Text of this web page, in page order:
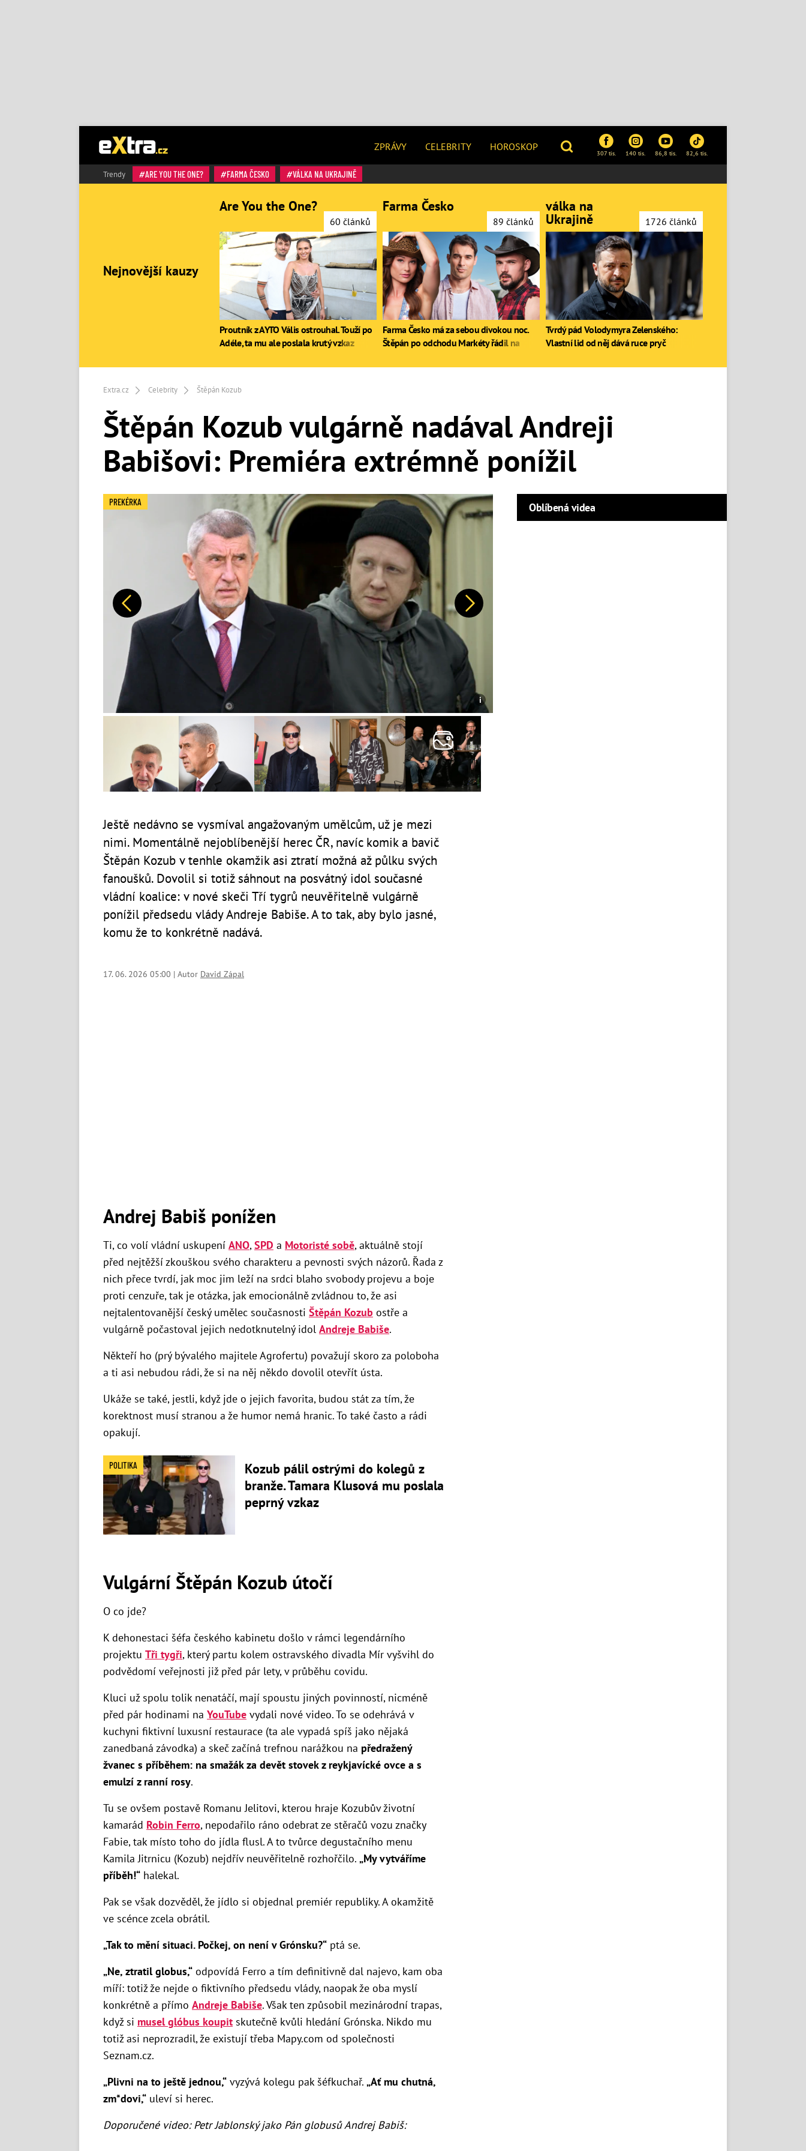
ZPRÁVY CELEBRITY HOROSKOP
307 tis. 140 tis. 86,8 tis. 82,6 tis.
Trendy ARE YOU THE ONE? FARMA ČESKO VÁLKA NA UKRAJINĚ
Extra.cz Celebrity Štěpán Kozub
Štěpán Kozub vulgárně nadával Andreji
Babišovi: Premiéra extrémně ponížil
Předchozí Další
PREKÉRKA
Ještě nedávno se vysmíval angažovaným umělcům, už je mezi
nimi. Momentálně nejoblíbenější herec ČR, navíc komik a bavič
Štěpán Kozub v tenhle okamžik asi ztratí možná až půlku svých
fanoušků. Dovolil si totiž sáhnout na posvátný idol současné
vládní koalice: v nové skeči Tří tygrů neuvěřitelně vulgárně
ponížil předsedu vlády Andreje Babiše. A to tak, aby bylo jasné,
komu že to konkrétně nadává.
17. 06. 2026 05:00 | Autor David Zápal
Andrej Babiš ponížen
Ti, co volí vládní uskupení ANO,SPD a Motoristé sobě, aktuálně stojí
před nejtěžší zkouškou svého charakteru a pevnosti svých názorů. Řada z
nich přece tvrdí, jak moc jim leží na srdci blaho svobody projevu a boje
proti cenzuře, tak je otázka, jak emocionálně zvládnou to, že asi
nejtalentovanější český umělec současnosti Štěpán Kozub ostře a
vulgárně počastoval jejich nedotknutelný idol Andreje Babiše.
Někteří ho (prý bývalého majitele Agrofertu) považují skoro za poloboha
a ti asi nebudou rádi, že si na něj někdo dovolil otevřít ústa.
Ukáže se také, jestli, když jde o jejich favorita, budou stát za tím, že
korektnost musí stranou a že humor nemá hranic. To také často a rádi
opakují.
POLITIKA
Kozub pálil ostrými do kolegů z
branže. Tamara Klusová mu poslala
peprný vzkaz
Vulgární Štěpán Kozub útočí
O co jde?
K dehonestaci šéfa českého kabinetu došlo v rámci legendárního
projektu Tři tygři, který partu kolem ostravského divadla Mír vyšvihl do
podvědomí veřejnosti již před pár lety, v průběhu covidu.
Kluci už spolu tolik nenatáčí, mají spoustu jiných povinností, nicméně
před pár hodinami na YouTube vydali nové video. To se odehrává v
kuchyni fiktivní luxusní restaurace (ta ale vypadá spíš jako nějaká
zanedbaná závodka) a skeč začíná trefnou narážkou na předražený
žvanec s příběhem: na smažák za devět stovek z reykjavícké ovce a s
emulzí z ranní rosy.
Tu se ovšem postavě Romanu Jelitovi, kterou hraje Kozubův životní
kamarád Robin Ferro, nepodařilo ráno odebratze stěračů vozu značky
Fabie, tak místo toho do jídla flusl. A to tvůrce degustačního menu
Kamila Jitrnicu (Kozub) nejdřív neuvěřitelně rozhořčilo. „My vytváříme
příběh!“ halekal.
Pak se však dozvěděl, že jídlo si objednal premiér republiky. A okamžitě
ve scénce zcela obrátil.
„Tak to mění situaci. Počkej, on není v Grónsku?“ ptá se.
„Ne, ztratil globus,“ odpovídá Ferro a tím definitivně dal najevo, kam oba
míří: totiž že nejde o fiktivního předsedu vlády, naopak že oba myslí
konkrétně a přímo Andreje Babiše. Však ten způsobil mezinárodní trapas,
když si musel glóbus koupit skutečně kvůli hledání Grónska. Nikdo mu
totiž asi neprozradil, že existují třeba Mapy.com od společnosti
Seznam.cz.
„Plivni na to ještě jednou,“ vyzývá kolegu pak šéfkuchař. „Ať mu chutná,
zm*dovi,“ uleví si herec.
Doporučené video: Petr Jablonský jako Pán globusů Andrej Babiš:
Oblíbená videa
Nejnovější kauzy
Are You the One?
60 článků
Proutník z AYTO Vális ostrouhal. Touží po
Adéle, ta mu ale poslala krutý vzkaz
Farma Česko
89 článků
Farma Česko má za sebou divokou noc.
Štěpán po odchodu Markéty řádil na
válka na
Ukrajině 1726 článků
Tvrdý pád Volodymyra Zelenského:
Vlastní lid od něj dává ruce pryč